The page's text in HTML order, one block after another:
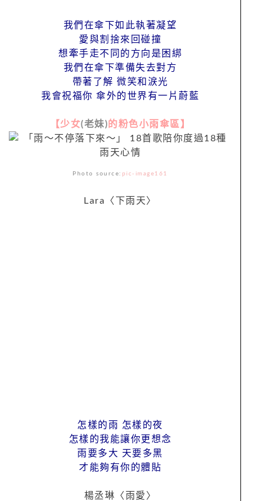
我們在傘下如此執著凝望
愛與割捨來回碰撞
想牽手走不同的方向是困綁
我們在傘下準備失去對方
帶著了解 微笑和涙光
我會祝福你 傘外的世界有一片蔚藍
【少女(老妹) 的粉色小雨傘區】
Photo source: pic-image161
Lara〈下雨天〉
怎樣的雨 怎樣的夜
怎樣的我能讓你更想念
雨要多大 天要多黑
才能夠有你的體貼
楊丞琳〈雨愛〉